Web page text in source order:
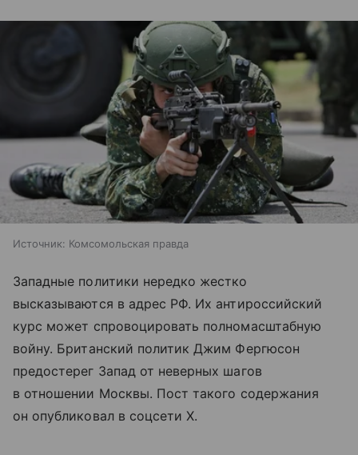
Источник: Комсомольская правда
Западные политики нередко жестко
высказываются в адрес РФ. Их антироссийский
курс может спровоцировать полномасштабную
войну. Британский политик Джим Фергюсон
предостерег Запад от неверных шагов
в отношении Москвы. Пост такого содержания
он опубликовал в соцсети Х.